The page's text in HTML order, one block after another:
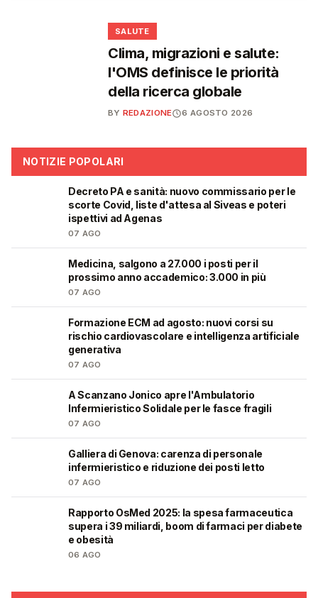
SALUTE
Clima, migrazioni e salute:
l'OMS definisce le priorità
della ricerca globale
BY REDAZIONE 6 AGOSTO 2026
NOTIZIE POPOLARI
Decreto PA e sanità: nuovo commissario per le
scorte Covid, liste d'attesa al Siveas e poteri
ispettivi ad Agenas
07 AGO
Medicina, salgono a 27.000 i posti per il
prossimo anno accademico: 3.000 in più
07 AGO
Formazione ECM ad agosto: nuovi corsi su
rischio cardiovascolare e intelligenza artificiale
generativa
07 AGO
A Scanzano Jonico apre l'Ambulatorio
Infermieristico Solidale per le fasce fragili
07 AGO
Galliera di Genova: carenza di personale
infermieristico e riduzione dei posti letto
07 AGO
Rapporto OsMed 2025: la spesa farmaceutica
supera i 39 miliardi, boom di farmaci per diabete
e obesità
06 AGO